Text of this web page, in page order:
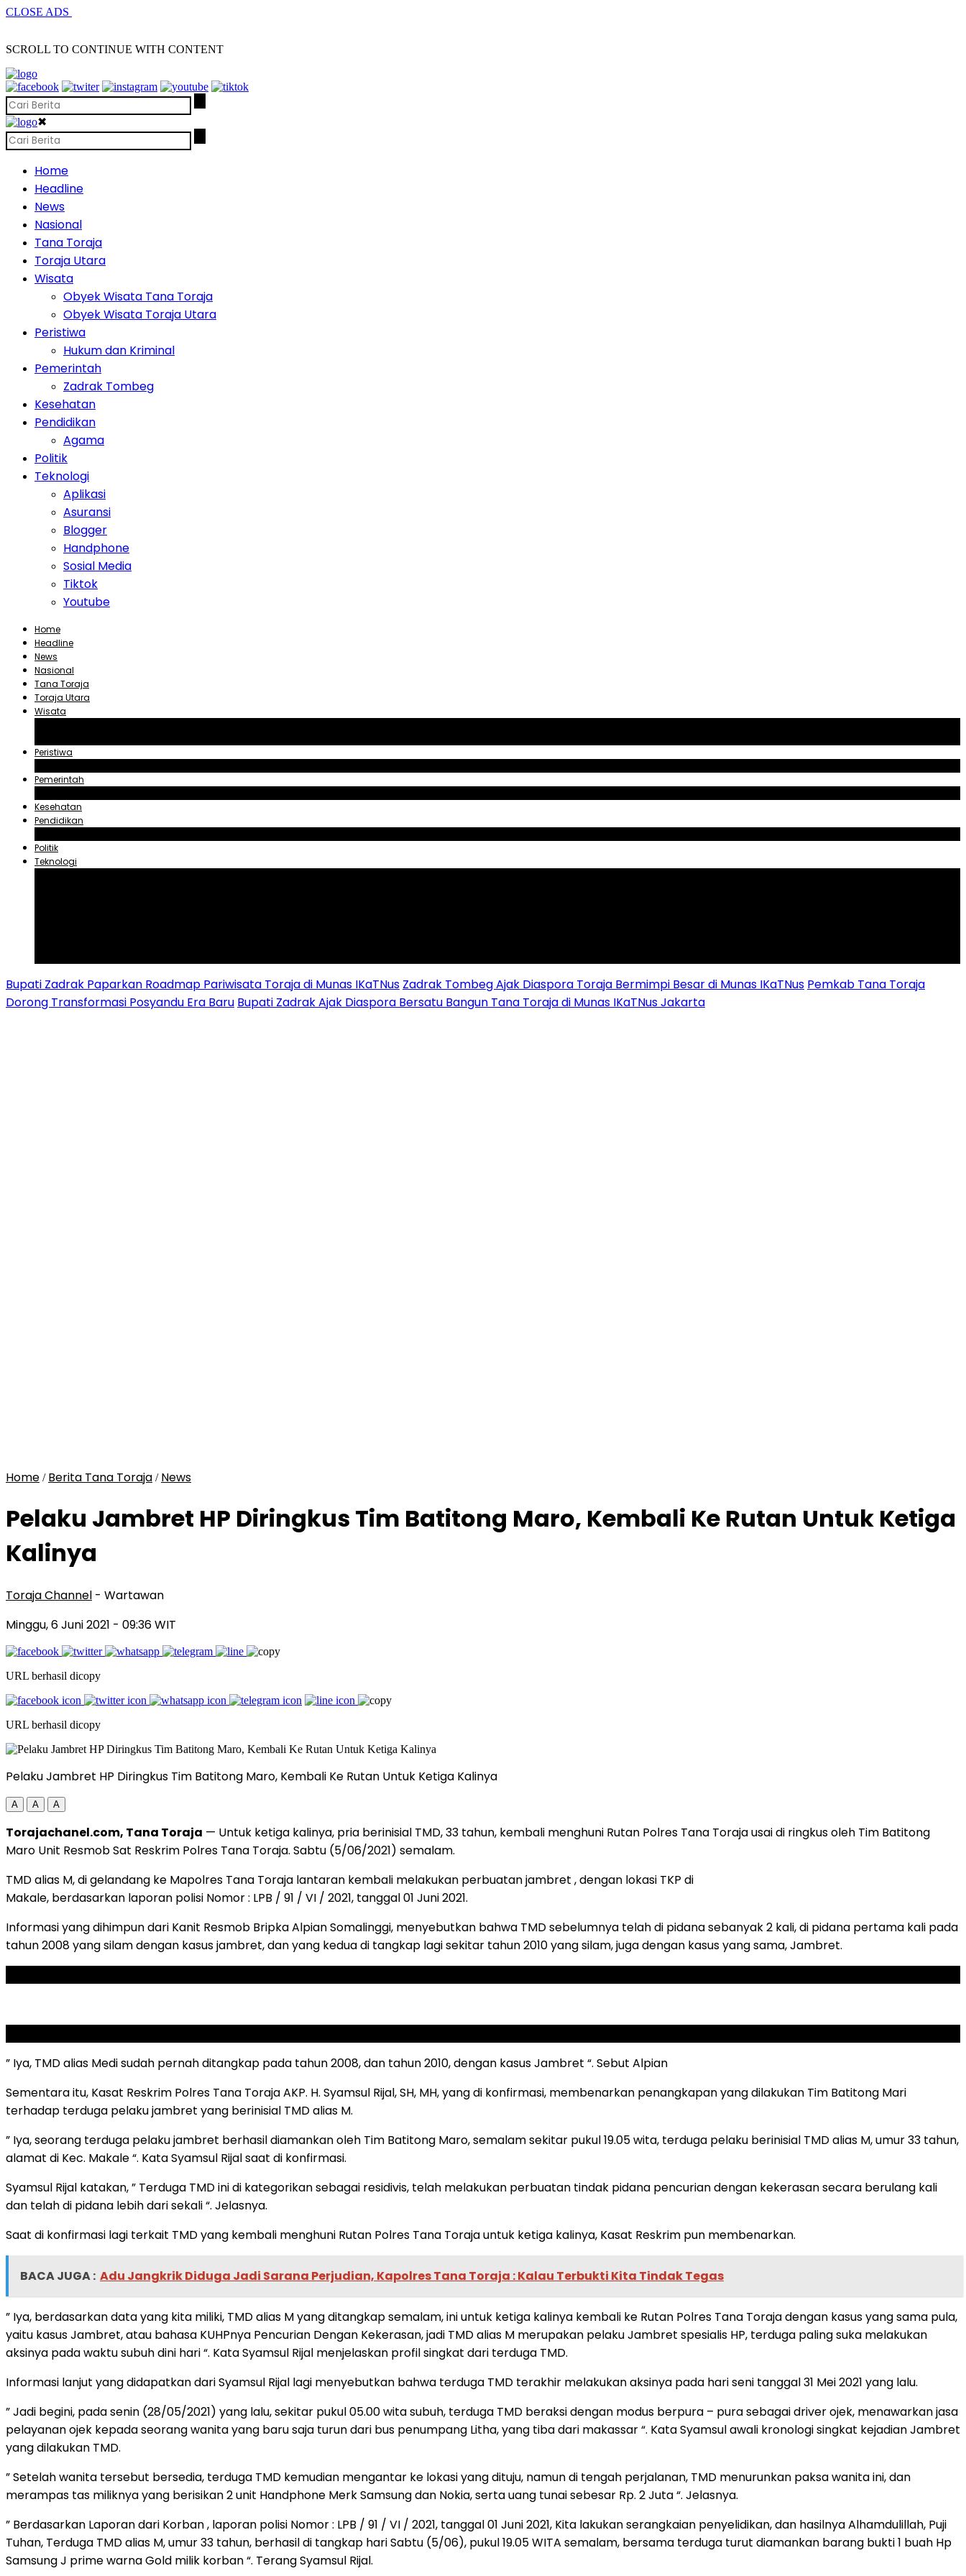
CLOSE ADS
SCROLL TO CONTINUE WITH CONTENT
✖
Home
Headline
News
Nasional
Tana Toraja
Toraja Utara
Wisata
Obyek Wisata Tana Toraja
Obyek Wisata Toraja Utara
Peristiwa
Hukum dan Kriminal
Pemerintah
Zadrak Tombeg
Kesehatan
Pendidikan
Agama
Politik
Teknologi
Aplikasi
Asuransi
Blogger
Handphone
Sosial Media
Tiktok
Youtube
Home
Headline
News
Nasional
Tana Toraja
Toraja Utara
Wisata
Peristiwa
Pemerintah
Kesehatan
Pendidikan
Politik
Teknologi
Bupati Zadrak Paparkan Roadmap Pariwisata Toraja di Munas IKaTNus Zadrak Tombeg Ajak Diaspora Toraja Bermimpi Besar di Munas IKaTNus Pemkab Tana Toraja
Dorong Transformasi Posyandu Era Baru Bupati Zadrak Ajak Diaspora Bersatu Bangun Tana Toraja di Munas IKaTNus Jakarta
Home / Berita Tana Toraja / News
Pelaku Jambret HP Diringkus Tim Batitong Maro, Kembali Ke Rutan Untuk Ketiga
Kalinya
Toraja Channel - Wartawan
Minggu, 6 Juni 2021 - 09:36 WIT
URL berhasil dicopy
URL berhasil dicopy
Pelaku Jambret HP Diringkus Tim Batitong Maro, Kembali Ke Rutan Untuk Ketiga Kalinya
A A A
Torajachanel.com, Tana Toraja — Untuk ketiga kalinya, pria berinisial TMD, 33 tahun, kembali menghuni Rutan Polres Tana Toraja usai di ringkus oleh Tim Batitong
Maro Unit Resmob Sat Reskrim Polres Tana Toraja. Sabtu (5/06/2021) semalam.
TMD alias M, di gelandang ke Mapolres Tana Toraja lantaran kembali melakukan perbuatan jambret , dengan lokasi TKP di
Makale, berdasarkan laporan polisi Nomor : LPB / 91 / VI / 2021, tanggal 01 Juni 2021.
Informasi yang dihimpun dari Kanit Resmob Bripka Alpian Somalinggi, menyebutkan bahwa TMD sebelumnya telah di pidana sebanyak 2 kali, di pidana pertama kali pada
tahun 2008 yang silam dengan kasus jambret, dan yang kedua di tangkap lagi sekitar tahun 2010 yang silam, juga dengan kasus yang sama, Jambret.
” Iya, TMD alias Medi sudah pernah ditangkap pada tahun 2008, dan tahun 2010, dengan kasus Jambret “. Sebut Alpian
Sementara itu, Kasat Reskrim Polres Tana Toraja AKP. H. Syamsul Rijal, SH, MH, yang di konfirmasi, membenarkan penangkapan yang dilakukan Tim Batitong Mari
terhadap terduga pelaku jambret yang berinisial TMD alias M.
” Iya, seorang terduga pelaku jambret berhasil diamankan oleh Tim Batitong Maro, semalam sekitar pukul 19.05 wita, terduga pelaku berinisial TMD alias M, umur 33 tahun,
alamat di Kec. Makale “. Kata Syamsul Rijal saat di konfirmasi.
Syamsul Rijal katakan, ” Terduga TMD ini di kategorikan sebagai residivis, telah melakukan perbuatan tindak pidana pencurian dengan kekerasan secara berulang kali
dan telah di pidana lebih dari sekali “. Jelasnya.
Saat di konfirmasi lagi terkait TMD yang kembali menghuni Rutan Polres Tana Toraja untuk ketiga kalinya, Kasat Reskrim pun membenarkan.
BACA JUGA : Adu Jangkrik Diduga Jadi Sarana Perjudian, Kapolres Tana Toraja : Kalau Terbukti Kita Tindak Tegas
” Iya, berdasarkan data yang kita miliki, TMD alias M yang ditangkap semalam, ini untuk ketiga kalinya kembali ke Rutan Polres Tana Toraja dengan kasus yang sama pula,
yaitu kasus Jambret, atau bahasa KUHPnya Pencurian Dengan Kekerasan, jadi TMD alias M merupakan pelaku Jambret spesialis HP, terduga paling suka melakukan
aksinya pada waktu subuh dini hari “. Kata Syamsul Rijal menjelaskan profil singkat dari terduga TMD.
Informasi lanjut yang didapatkan dari Syamsul Rijal lagi menyebutkan bahwa terduga TMD terakhir melakukan aksinya pada hari seni tanggal 31 Mei 2021 yang lalu.
” Jadi begini, pada senin (28/05/2021) yang lalu, sekitar pukul 05.00 wita subuh, terduga TMD beraksi dengan modus berpura – pura sebagai driver ojek, menawarkan jasa
pelayanan ojek kepada seorang wanita yang baru saja turun dari bus penumpang Litha, yang tiba dari makassar “. Kata Syamsul awali kronologi singkat kejadian Jambret
yang dilakukan TMD.
” Setelah wanita tersebut bersedia, terduga TMD kemudian mengantar ke lokasi yang dituju, namun di tengah perjalanan, TMD menurunkan paksa wanita ini, dan
merampas tas miliknya yang berisikan 2 unit Handphone Merk Samsung dan Nokia, serta uang tunai sebesar Rp. 2 Juta “. Jelasnya.
” Berdasarkan Laporan dari Korban , laporan polisi Nomor : LPB / 91 / VI / 2021, tanggal 01 Juni 2021, Kita lakukan serangkaian penyelidikan, dan hasilnya Alhamdulillah, Puji
Tuhan, Terduga TMD alias M, umur 33 tahun, berhasil di tangkap hari Sabtu (5/06), pukul 19.05 WITA semalam, bersama terduga turut diamankan barang bukti 1 buah Hp
Samsung J prime warna Gold milik korban “. Terang Syamsul Rijal.